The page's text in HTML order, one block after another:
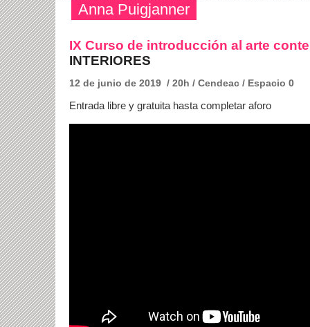
Anna Puigjanner
IX Curso de introducción al arte
INTERIORES
12 de junio de 2019 / 20h / Cendeac / Espacio 0
Entrada libre y gratuita hasta completar aforo